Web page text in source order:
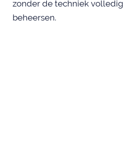
zonder de techniek
beheersen.